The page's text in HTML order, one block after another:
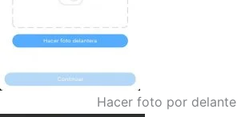
Hacer foto por